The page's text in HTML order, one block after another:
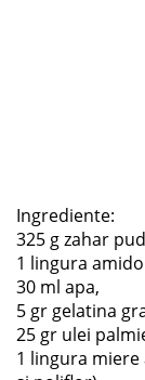
Ingrediente:
325 g zahar
1 lingura
30 ml apa,
5 gr gelatina
25 gr ulei
1 lingura